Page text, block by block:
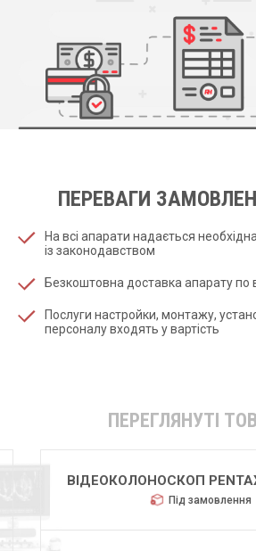
ПЕРЕВАГИ
На всі апарати надається
із законодавством
Безкоштовна доставка апарату по
Послуги настройки, монтажу,
персоналу входять у вартість
ПЕРЕГЛЯНУТІ
ВІДЕОКОЛОНОСКОП
Під замовлення